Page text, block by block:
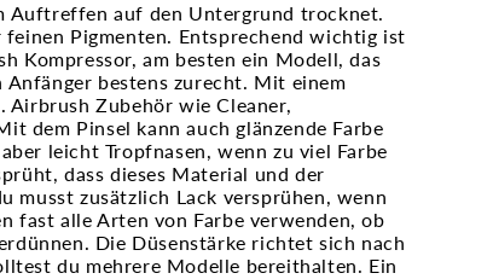
Auftreffen auf den Untergrund trocknet.
Pigmenten. Entsprechend wichtig ist
Kompressor, am besten ein Modell, das
bestens zurecht. Mit einem
Airbrush Zubehör wie Cleaner,
dem Pinsel kann auch glänzende Farbe
leicht Tropfnasen, wenn zu viel Farbe
dass dieses Material und der
musst zusätzlich Lack versprühen, wenn
fast alle Arten von Farbe verwenden, ob
Die Düsenstärke richtet sich nach
du mehrere Modelle bereithalten. Ein